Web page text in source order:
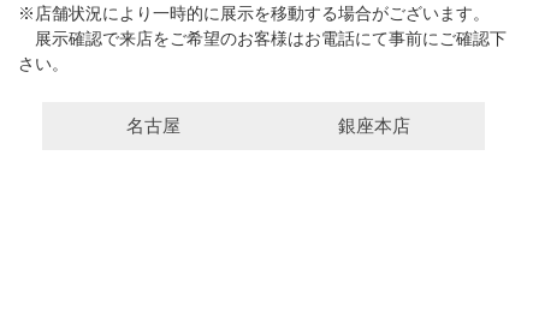
※店舗状況により一時的に展示を移動する場合がございます。
展示確認で来店をご希望のお客様はお電話にて事前にご確認下
さい。
名古屋 銀座本店